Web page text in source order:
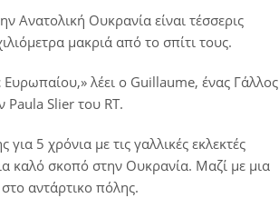
Ανατολική Ουκρανία είναι τέσσερις
μακριά από το σπίτι τους.
Ευρωπαίου,» λέει ο Guillaume, ένας Γάλλος
Paula Slier του RT.
5 χρόνια με τις γαλλικές εκλεκτές
καλό σκοπό στην Ουκρανία. Μαζί με μια
αντάρτικο πόλης.